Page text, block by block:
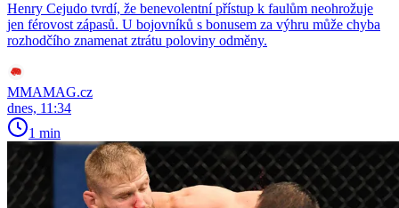
Henry Cejudo tvrdí, že benevolentní přístup k faulům neohrožuje
jen férovost zápasů. U bojovníků s bonusem za výhru může chyba
rozhodčího znamenat ztrátu poloviny odměny.
MMAMAG.cz
dnes, 11:34
1 min